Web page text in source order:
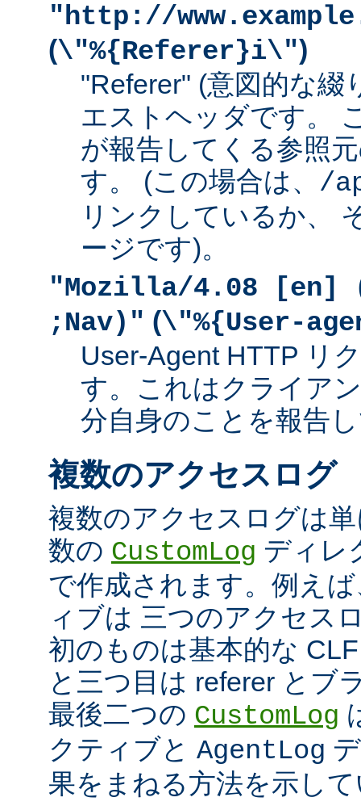
"http://
(\"%{Referer}i\")
"Referer" (意図的な綴
エストヘッダです。
が報告してくる参照
す。 (この場合は、 /
リンクしているか、
ージです)。
"Mozilla/4.08 [en]
;Nav)" (\"%{User-
User-Agent HTTP リ
す。これはクライア
分自身のことを報告
複数のアクセスログ
複数のアクセスログは
数の CustomLog ディレ
で作成されます。例え
ィブは 三つのアクセス
初のものは基本的な
と三つ目は referer とブ
最後二つの CustomLog
クティブと AgentLog
果をまねる方法を示し